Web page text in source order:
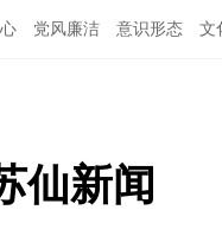
党风廉洁 意识形态 文
仙新闻